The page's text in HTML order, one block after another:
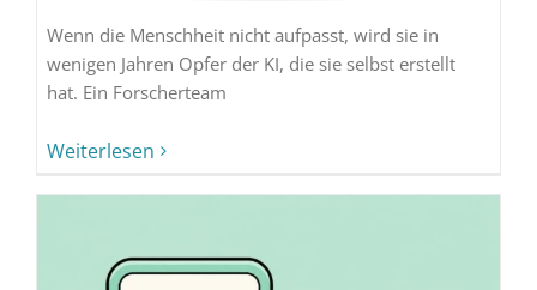
Wenn die Menschheit nicht aufpasst, wird sie in
wenigen Jahren Opfer der KI, die sie selbst erstellt
hat. Ein Forscherteam
Weiterlesen